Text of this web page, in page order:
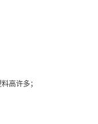
高许多；